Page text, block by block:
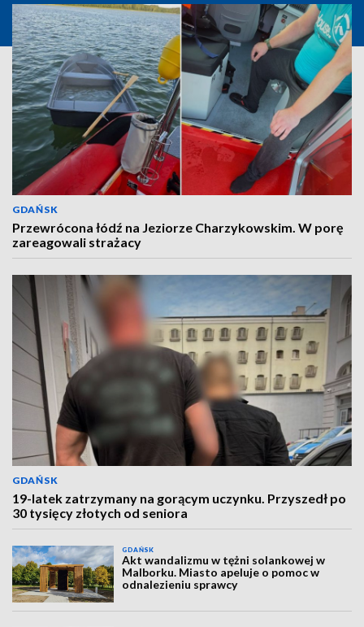
GDAŃSK
Przewrócona łódź na Jeziorze Charzykowskim. W porę
zareagowali strażacy
GDAŃSK
19-latek zatrzymany na gorącym uczynku. Przyszedł po
30 tysięcy złotych od seniora
GDAŃSK
Akt wandalizmu w tężni solankowej w
Malborku. Miasto apeluje o pomoc w
odnalezieniu sprawcy